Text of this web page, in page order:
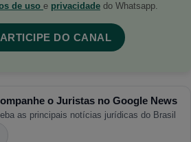
de uso e privacidade do Whatsapp.
DO CANAL
o Juristas no Google News
as principais notícias jurídicas do Brasil